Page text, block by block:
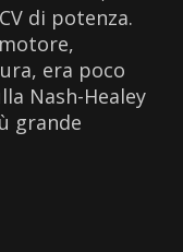
di potenza.
era poco
Nash-Healey
grande